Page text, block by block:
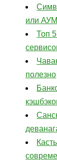
или АУМ
Топ
полезно